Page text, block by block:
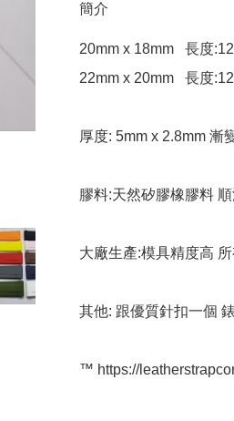
簡介
20mm x 18mm   長度
22mm x 20mm   長度
厚度: 5mm x 2.8mm 漸
膠料:天然矽膠橡膠料 順
大廠生產:模具精度高
其他: 跟優質針扣一個
™️ https://